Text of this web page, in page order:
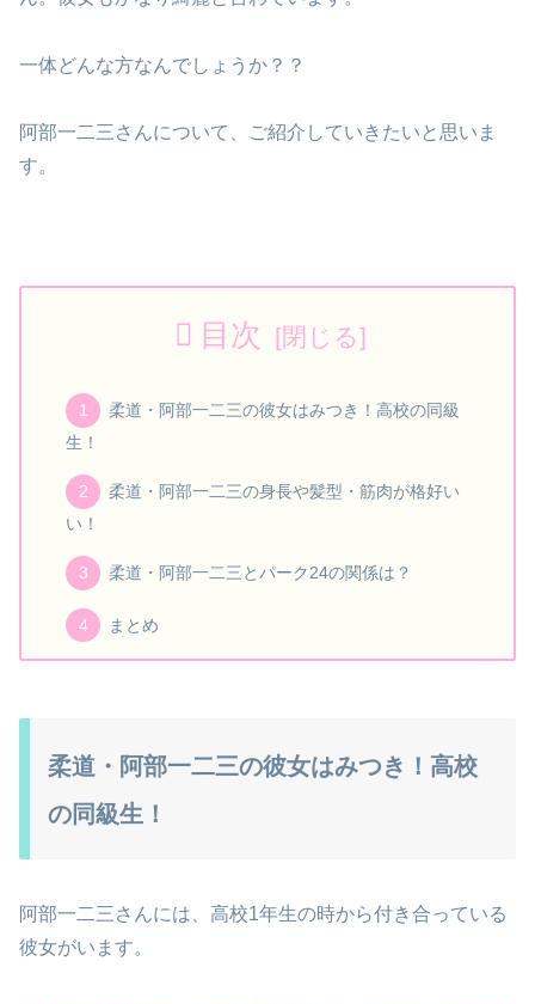
一体どんな方なんでしょうか？？
阿部一二三さんについて、ご紹介していきたいと思いま
す。
目次
柔道・阿部一二三の彼女はみつき！高校の同級
生！
柔道・阿部一二三の身長や髪型・筋肉が格好い
い！
柔道・阿部一二三とパーク24の関係は？
まとめ
柔道・阿部一二三の彼女はみつき！高校
の同級生！
阿部一二三さんには、高校1年生の時から付き合っている
彼女がいます。